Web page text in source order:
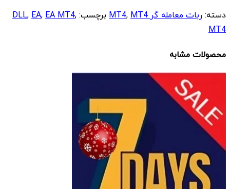
دسته:ربات معامله گر MT4 ,MT4 برچسب: DLL,EA,EA MT4,
MT4
محصولات مشابه